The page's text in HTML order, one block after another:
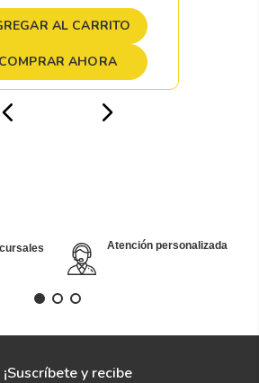
AL CARRITO
COMPRAR AHORA
Atención personalizada
¡Suscríbete y recibe